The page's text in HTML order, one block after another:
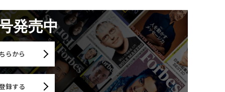
発売中
らから
録する